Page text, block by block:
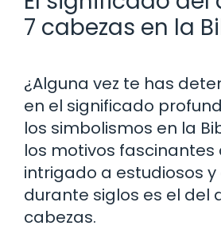
7 cabezas en la
¿Alguna vez te has
en el significado
los simbolismos en la
los motivos fascinantes
intrigado a estudiosos y
durante siglos es el del
cabezas.